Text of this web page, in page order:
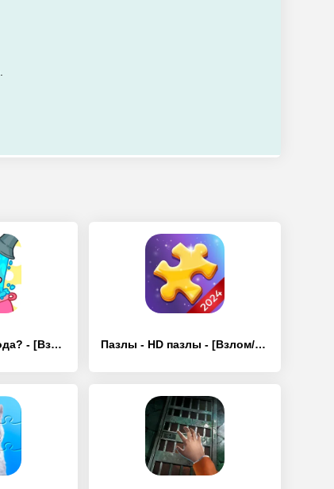
Симба: Где моя вода? - [Взлом/МОД Все открыто] Пазлы - HD пазлы - [Взлом/МОД Много денег]